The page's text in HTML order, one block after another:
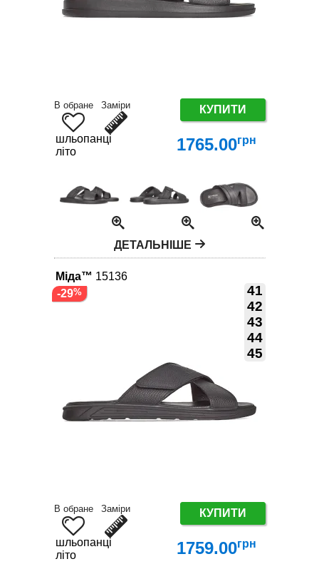
В обране Заміри КУПИТИ
шльопанці
літо
1765.00грн
ДЕТАЛЬНІШЕ
Міда™ 15136
41
42
43
44
45
В обране Заміри КУПИТИ
шльопанці
літо
1759.00грн
-29